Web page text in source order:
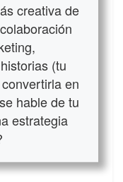
creativa de
(tu
en
hable de tu
estrategia